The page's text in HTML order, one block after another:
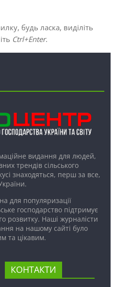
будь ласка, виділіть
Ctrl+Enter.
видання для людей,
трендів сільського
знаходяться, перш за все,
для популяризації
господарство підтримує
розвитку. Наші журналісти
на нашому сайті було
та цікавим.
КОНТАКТИ